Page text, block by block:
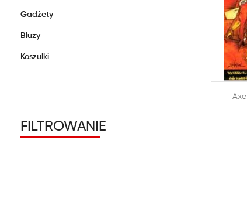
Gadżety
Bluzy
Koszulki
FILTROWANIE